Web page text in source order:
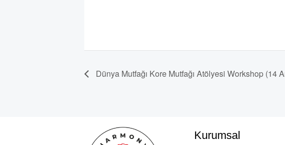
Dünya Mutfağı Kore Mutfağı Atölyesi Workshop (14
Kurumsal